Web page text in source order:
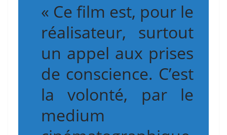
« Ce film est, pour le
réalisateur, surtout
un appel aux prises
de conscience. C’est
la volonté, par le
medium